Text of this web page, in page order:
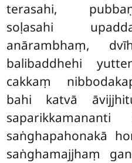
terasahi,
soḷasahi
anārambhaṃ,
balibaddhehi
cakkaṃ
bahi katvā
saṅghapahonakā
saṅghamajjhaṃ